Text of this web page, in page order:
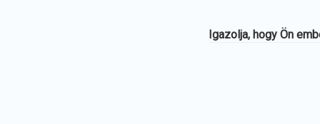
Igazolja, hogy Ön